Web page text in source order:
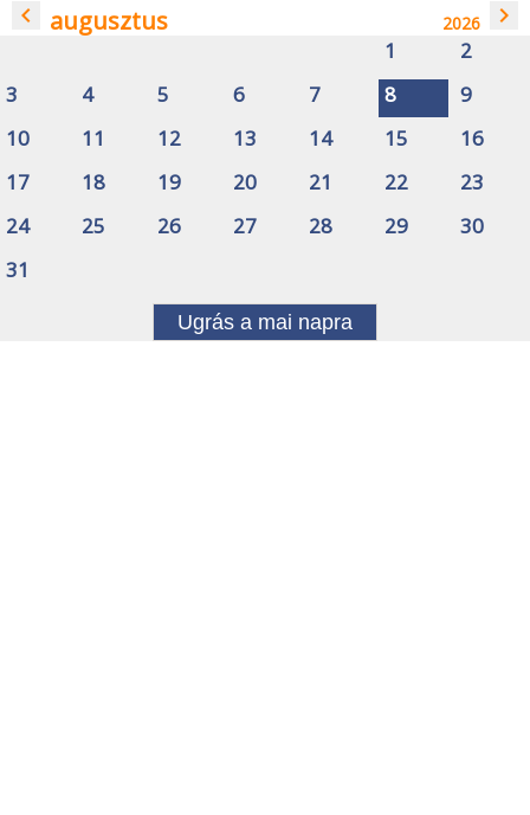
navigate_before augusztus 2026 navigate_next
1
2
3
4 5 6 7 8
9
10
11 12 13 14 15
16
17
18 19 20 21 22
23
24
25 26 27 28 29
30
31
Ugrás a mai napra